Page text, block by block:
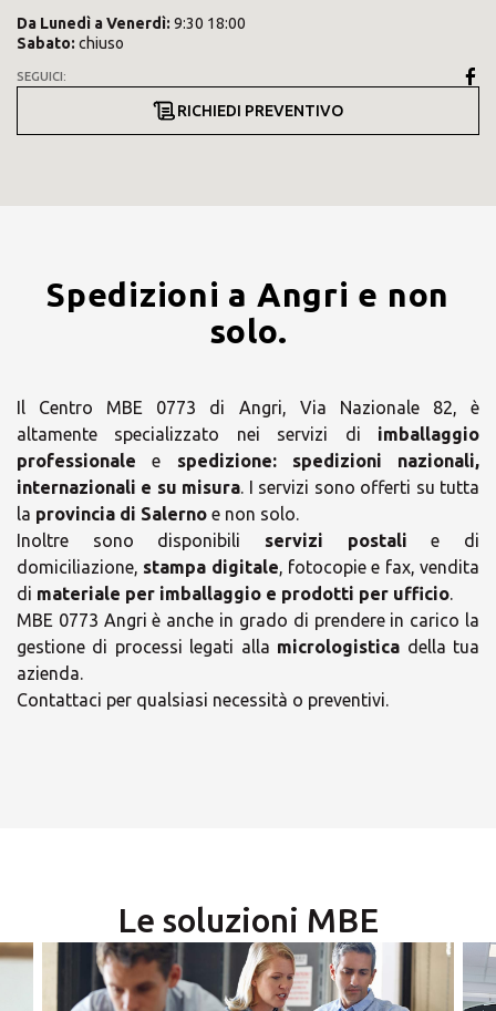
Da Lunedì aVenerdì: 9:30 18:00
Sabato: chiuso
SEGUICI:
RICHIEDI PREVENTIVO
Spedizioni a Angri e non
solo.
Il Centro MBE 0773 di Angri, Via Nazionale 82, è
altamente specializzato nei servizi di imballaggio
professionale e spedizione:
spedizioni nazionali,
internazionali e su misura. I servizi sono offerti su tutta
la provincia di Salerno e non solo.
Inoltre sono disponibili servizi postali e di
domiciliazione, stampa digitale, fotocopie e fax, vendita
di materiale per imballaggio e prodotti per ufficio.
MBE 0773 Angri è anche in grado di prendere in carico la
gestione di processi legati alla micrologistica della tua
azienda.
Contattaci per qualsiasi necessità o preventivi.
Le soluzioni MBE
×
×
Scegli il tuo Centro
×
martedì
09:30 - 18:00
-
mercoledì
09:30 - 18:00
-